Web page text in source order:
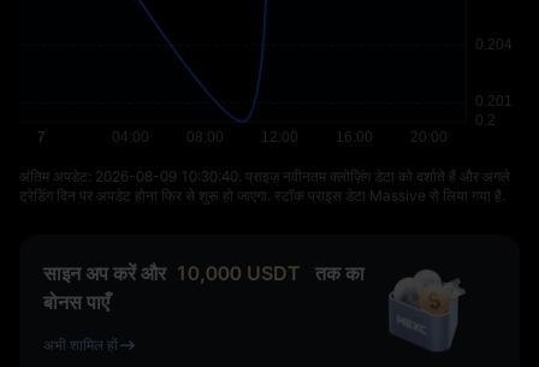
अंतिम अपडेट: ⁦2026-08-09 10:30:40⁩. प्राइज़ नवीनतम क्लोज़िंग डेटा को दर्शाते हैं और अगले
ट्रेडिंग दिन पर अपडेट होना फिर से शुरू हो जाएगा. स्टॉक प्राइस डेटा Massive से लिया गया है.
साइन अप करें और 10,000 USDT
तक का
बोनस पाएँ
अभी शामिल हों